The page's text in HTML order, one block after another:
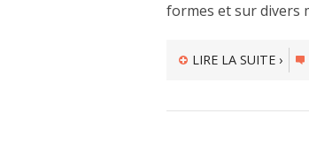
formes et sur divers
LIRE LA SUITE ›